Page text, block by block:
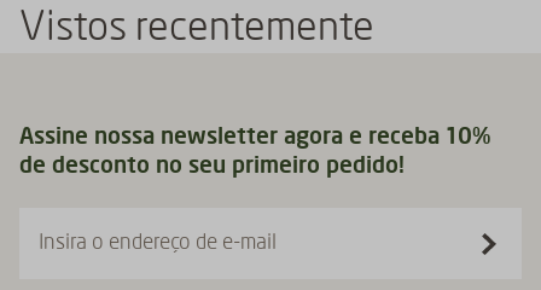
Vistos recentemente
Assine nossa newsletter agora e receba 10%
de desconto no seu primeiro pedido!
Insira o endereço de e-mail